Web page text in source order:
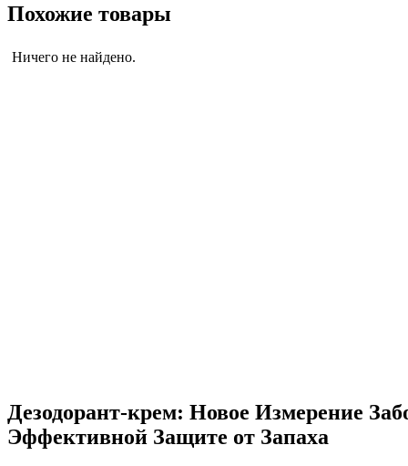
Похожие товары
Ничего не найдено.
Дезодорант-крем: Новое Измерение
Эффективной Защите от Запаха